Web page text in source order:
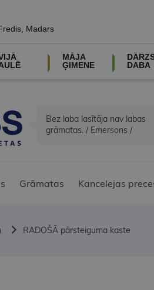
Madars
MĀJA
ĢIMENE
DABA
Bez laba lasītāja nav labas
grāmatas. / Emersons /
Grāmatas Kancelejas
RADOŠĀ pārsteiguma kaste